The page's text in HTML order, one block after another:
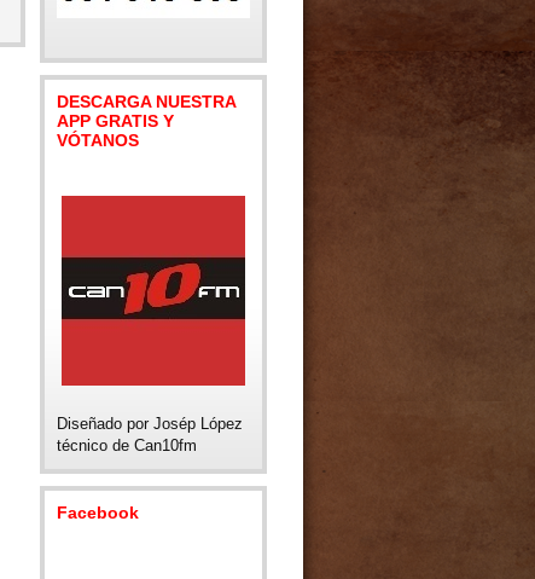
DESCARGA NUESTRA
APP GRATIS Y
VÓTANOS
Diseñado por Josép López
técnico de Can10fm
Facebook